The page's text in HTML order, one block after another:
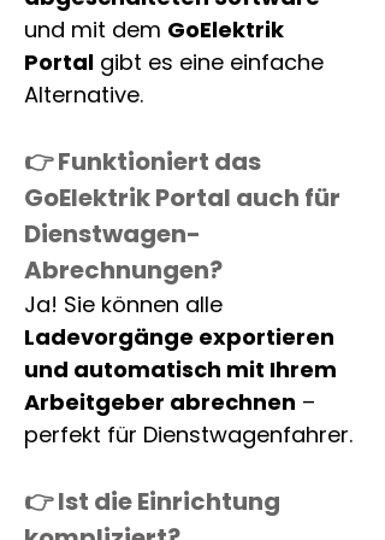
und mit dem GoElektrik
Portal gibt es eine einfache
Alternative.
👉 Funktioniert das
GoElektrik Portal auch für
Dienstwagen-
Abrechnungen?
Ja! Sie können alle
Ladevorgänge exportieren
und automatisch mit Ihrem
Arbeitgeber abrechnen –
perfekt für Dienstwagenfahrer.
👉 Ist die Einrichtung